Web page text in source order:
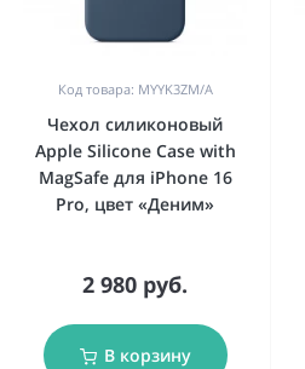
Код товара: MYYK3ZM/A
Чехол силиконовый
Apple Silicone Case with
MagSafe для iPhone 16
Pro, цвет «Деним»
2 980 руб.
В корзину